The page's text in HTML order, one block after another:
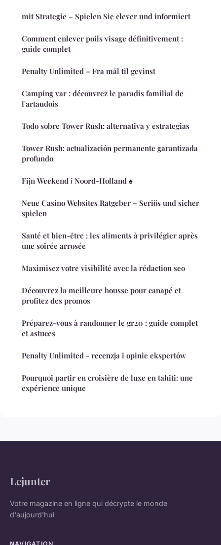
mit Strategie – Spielen Sie clever und informiert
Comment enlever poils visage définitivement :
guide complet
Penalty Unlimited – Fra mål til gevinst
Camping var : découvrez le paradis familial de
l'artaudois
Todo sobre Tower Rush: alternativa y estrategias
Tower Rush: actualización permanente garantizada
profundo
Fijn Weekend ℹ️ Noord-Holland ♠️
Neue Casino Websites Ratgeber – Seriös und sicher
spielen
Santé et bien-être : les aliments à privilégier après
une soirée arrosée
Maximisez votre visibilité avec la rédaction seo
Découvrez la meilleure housse pour canapé et
profitez des promos
Préparez-vous à randonner le gr20 : guide complet
et astuces
Penalty Unlimited - recenzja i opinie ekspertów
Pourquoi partir en croisière de luxe en tahiti: une
expérience unique
Lejunter
Votre magazine en ligne qui décrypte le monde
d'aujourd'hui